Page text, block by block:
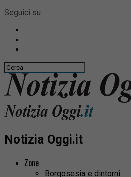
Seguici su
Notizia Oggi.it
Zone
Borgosesia e dintorni